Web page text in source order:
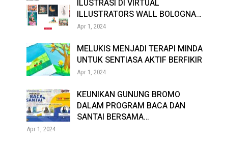
ILUSTRASI DI VIRTUAL
ILLUSTRATORS WALL BOLOGNA…
Apr 1, 2024
MELUKIS MENJADI TERAPI MINDA
UNTUK SENTIASA AKTIF BERFIKIR
Apr 1, 2024
KEUNIKAN GUNUNG BROMO
DALAM PROGRAM BACA DAN
SANTAI BERSAMA…
Apr 1, 2024